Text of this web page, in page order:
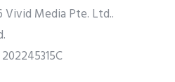
Media Pte. Ltd..